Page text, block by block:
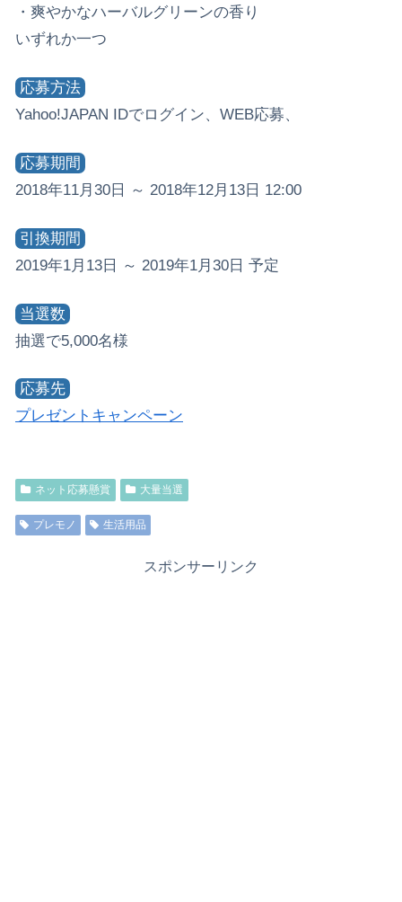
・爽やかなハーバルグリーンの香り
いずれか一つ
応募方法
Yahoo!JAPAN IDでログイン、WEB応募、
応募期間
2018年11月30日 ～ 2018年12月13日 12:00
引換期間
2019年1月13日 ～ 2019年1月30日 予定
当選数
抽選で5,000名様
応募先
プレゼントキャンペーン
ネット応募懸賞 大量当選
プレモノ 生活用品
スポンサーリンク